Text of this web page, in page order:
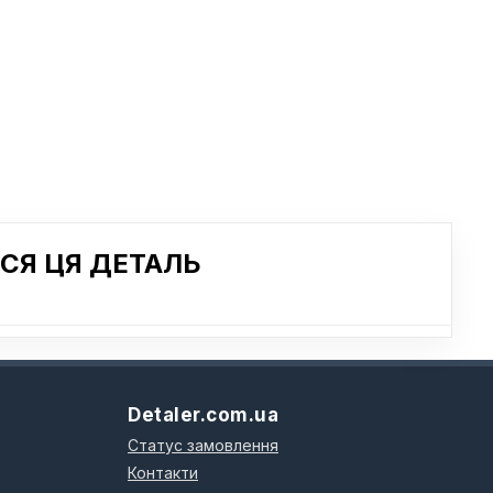
ЦЯ ДЕТАЛЬ
Detaler.com.ua
Статус замовлення
Контакти